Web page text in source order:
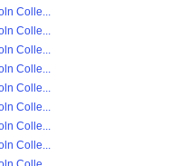
Colle...
Colle...
Colle...
Colle...
Colle...
Colle...
Colle...
Colle...